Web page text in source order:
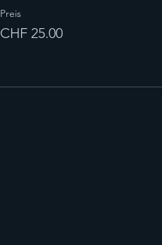
Preis
CHF 25.00